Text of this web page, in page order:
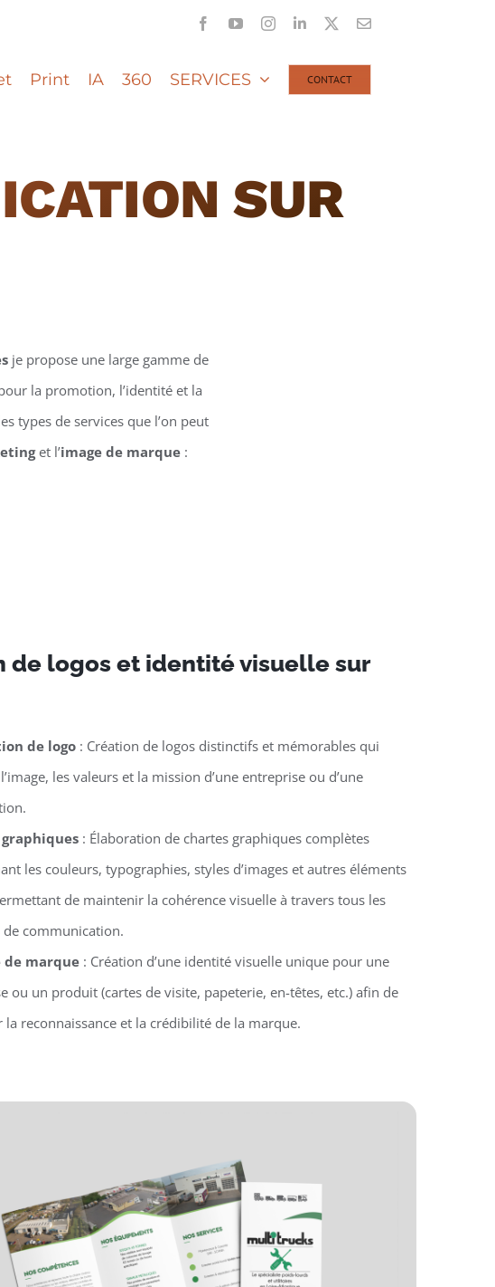
FacebookYouTubeInstagramLinkedIn Email
Print IA 360 SERVICES CONTACT
SUR
je propose une large gamme de
la promotion, l’identité et la
types de services que l’on peut
et l’image de marque:
de logos et identité visuelle sur
de logo : Création de logos distinctifs et mémorables qui
les valeurs et la mission d’une entreprise ou d’une
: Élaboration de chartes graphiques complètes
les couleurs, typographies, styles d’images et autres éléments
de maintenir la cohérence visuelle à travers tous les
communication.
marque : Création d’une identité visuelle unique pour une
ou un produit (cartes de visite, papeterie, en-têtes, etc.) afin de
la reconnaissance et la crédibilité de la marque.